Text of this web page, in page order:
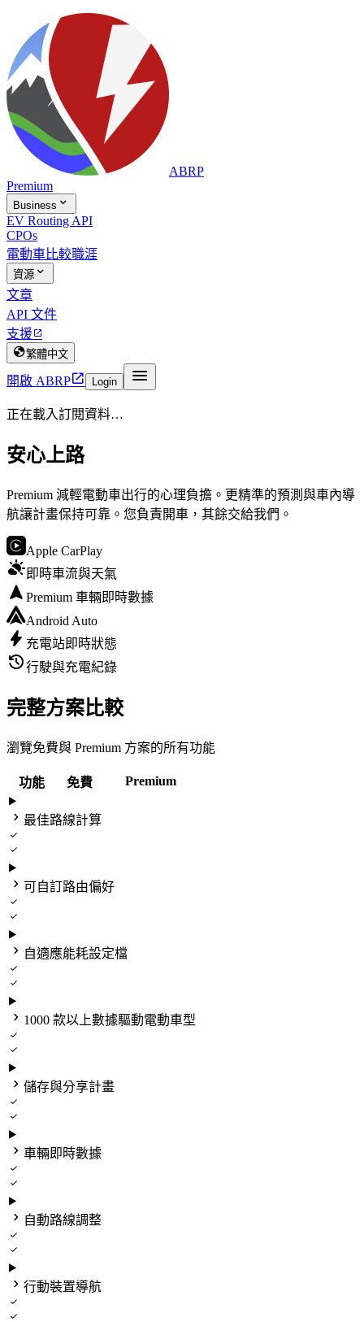
ABRP
Premium
Business 
EV Routing API
CPOs
電動車比較職涯
資源 
文章
API 文件
支援
繁體中文
開啟 ABRP Login 
正在載入訂閱資料…
安心上路
Premium 減輕電動車出行的心理負擔。更精準的預測與車內導
航讓計畫保持可靠。您負責開車，其餘交給我們。
Apple CarPlay
 即時車流與天氣
 Premium 車輛即時數據
Android Auto
 充電站即時狀態
行駛與充電紀錄
完整方案比較
瀏覽免費與 Premium 方案的所有功能
功能 免費 Premium
 最佳路線計算


 可自訂路由偏好


 自適應能耗設定檔


 1000 款以上數據驅動電動車型


 儲存與分享計畫


 車輛即時數據


 自動路線調整


 行動裝置導航

